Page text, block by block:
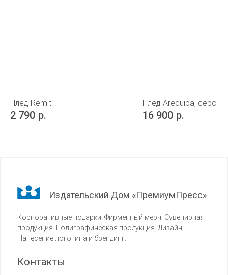
Плед Remit
2 790 р.
Плед Аrequipa, серо-
16 900 р.
Издательский Дом «ПремиумПресс»
Корпоративные подарки. Фирменный мерч. Сувенирная
продукция. Полиграфическая продукция. Дизайн.
Нанесение логотипа и брендинг.
Контакты